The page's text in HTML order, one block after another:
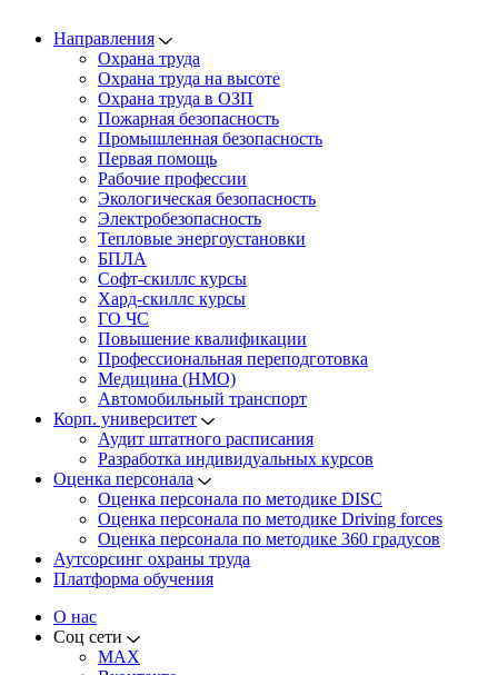
Направления
Охрана труда
Охрана труда на высоте
Охрана труда в ОЗП
Пожарная безопасность
Промышленная безопасность
Первая помощь
Рабочие профессии
Экологическая безопасность
Электробезопасность
Тепловые энергоустановки
БПЛА
Софт-скиллс курсы
Хард-скиллс курсы
ГО ЧС
Повышение квалификации
Профессиональная переподготовка
Медицина (НМО)
Автомобильный транспорт
Корп. университет
Аудит штатного расписания
Разработка индивидуальных курсов
Оценка персонала
Оценка персонала по методике DISC
Оценка персонала по методике Driving forces
Оценка персонала по методике 360 градусов
Аутсорсинг охраны труда
Платформа обучения
О нас
Соц сети
MAX